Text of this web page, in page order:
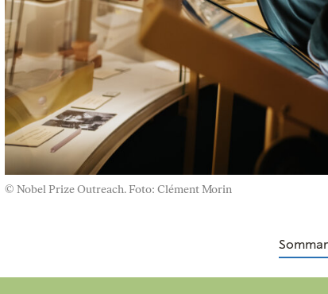
© Nobel Prize Outreach. Foto: Clément Morin